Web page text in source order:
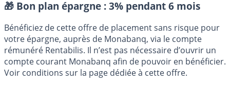
🎁 Bon plan épargne : 3% pendant 6 mois
Bénéficiez de cette offre de placement sans risque pour
votre épargne, auprès de Monabanq, via le compte
rémunéré Rentabilis. Il n’est pas nécessaire d’ouvrir un
compte courant Monabanq afin de pouvoir en bénéficier.